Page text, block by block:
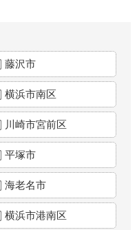
藤沢市
横浜市南区
川崎市宮前区
平塚市
海老名市
横浜市港南区